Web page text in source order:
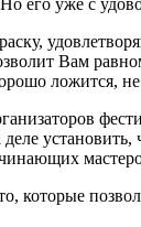
Вам
ложится,
установить,
которые